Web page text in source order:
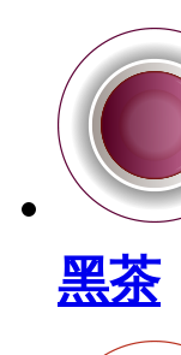
黑茶